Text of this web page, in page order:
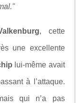
, cette
une excellente
lui-même avait
à l’attaque.
qui n’a pas